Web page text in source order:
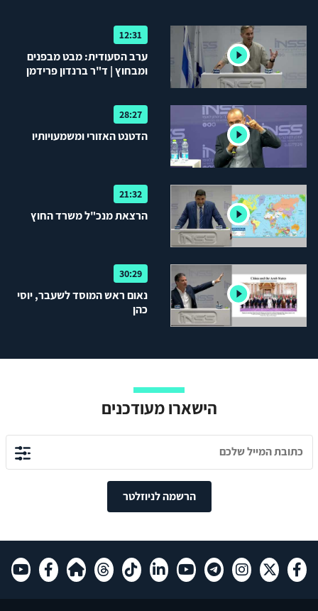
12:31
ערב הסעודית: מבט מבפנים
ומבחוץ | ד"ר ברנדון פרידמן
28:27
הדטנט האזורי ומשמעויותיו
21:32
הרצאת מנכ"ל משרד החוץ
30:29
נאום ראש המוסד לשעבר, יוסי
כהן
הישארו מעודכנים
הרשמה לניוזלטר